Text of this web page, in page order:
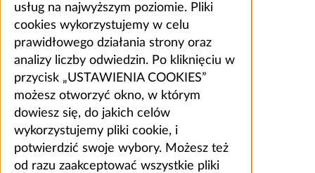
usług na najwyższym poziomie. Pliki
cookies wykorzystujemy w celu
prawidłowego działania strony oraz
analizy liczby odwiedzin. Po kliknięciu w
przycisk „USTAWIENIA COOKIES”
możesz otworzyć okno, w którym
dowiesz się, do jakich celów
wykorzystujemy pliki cookie, i
potwierdzić swoje wybory. Możesz też
od razu zaakceptować wszystkie pliki